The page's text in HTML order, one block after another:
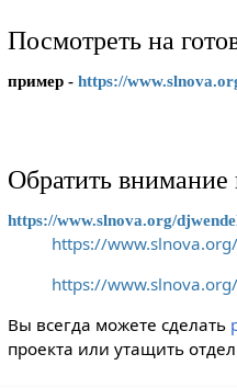
Посмотреть на
пример - https://
Обратить внимание
https://www.slnova.org/
https://
https://
Вы всегда можете сделать
проекта или утащить